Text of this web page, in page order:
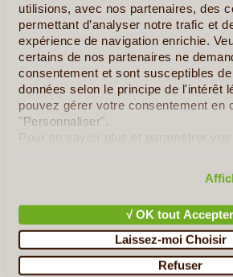
utilisions, avec nos partenaires, des
permettant d’analyser notre trafic et
expérience de navigation enrichie.
certains de nos partenaires ne
consentement et sont susceptibles
données selon le principe de l'intérêt
pouvez gérer votre consentement en
"Personnaliser".
Pour en savoir plus et paramétrer vos
√ OK tout Accepter
Laissez-moi Choisir
Refuser
Située au sud de la Tunisie en bord de
de Gabès est réputée pour son
très longue histoire. Ici, pas de hordes
une immersion parfaite dans la
authentique (...)
≻
Médenine
Sfax